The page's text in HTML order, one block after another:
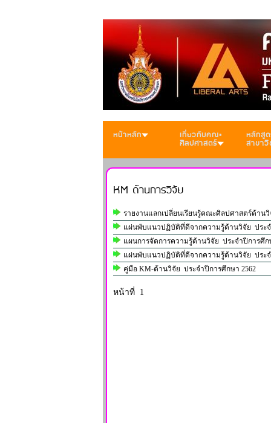
หน้าหลัก เกี่ยวกับคณะ
ศิลปศาสตร์
หลักสูต
สาขา
KM ด้านการวิจัย
รายงานแลกเปลี่ยนเรียนรู้คณะศิลปศาสตร์ด้าน
แผ่นพับแนวปฏิบัติที่ดีจากความรู้ด้านวิจัย ประจ
แผนการจัดการความรู้ด้านวิจัย ประจำปีการศึก
แผ่นพับแนวปฏิบัติที่ดีจากความรู้ด้านวิจัย ประจ
คู่มือ KM-ด้านวิจัย ประจำปีการศึกษา 2562
หน้าที่ 1